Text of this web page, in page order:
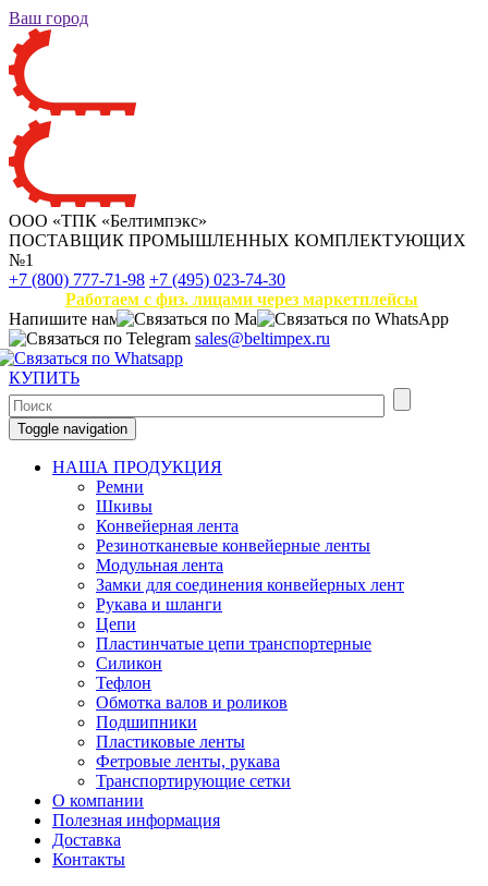
Ваш город
ООО «ТПК «Белтимпэкс»
ПОСТАВЩИК ПРОМЫШЛЕННЫХ КОМПЛЕКТУЮЩИХ
№1
+7 (800) 777-71-98 +7 (495) 023-74-30
Работаем с физ. лицами через маркетплейсы
Напишите нам
sales@beltimpex.ru
КУПИТЬ
Toggle navigation
НАША ПРОДУКЦИЯ
Ремни
Шкивы
Конвейерная лента
Резинотканевые конвейерные ленты
Модульная лента
Замки для соединения конвейерных лент
Рукава и шланги
Цепи
Пластинчатые цепи транспортерные
Силикон
Тефлон
Обмотка валов и роликов
Подшипники
Пластиковые ленты
Фетровые ленты, рукава
Транспортирующие сетки
О компании
Полезная информация
Доставка
Контакты